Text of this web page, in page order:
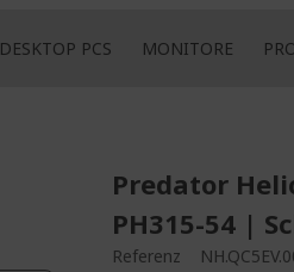
DESKTOP PCS MONITORE
Predator
PH315-54 |
Referenz